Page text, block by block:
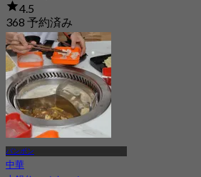
4.5
368 予約済み
から฿ 941
バンボン
中華